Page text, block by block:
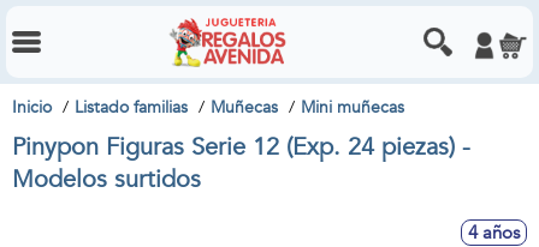
Inicio Listado familias Muñecas Mini muñecas
Pinypon Figuras Serie 12 (Exp. 24 piezas) -
Modelos surtidos
4 años